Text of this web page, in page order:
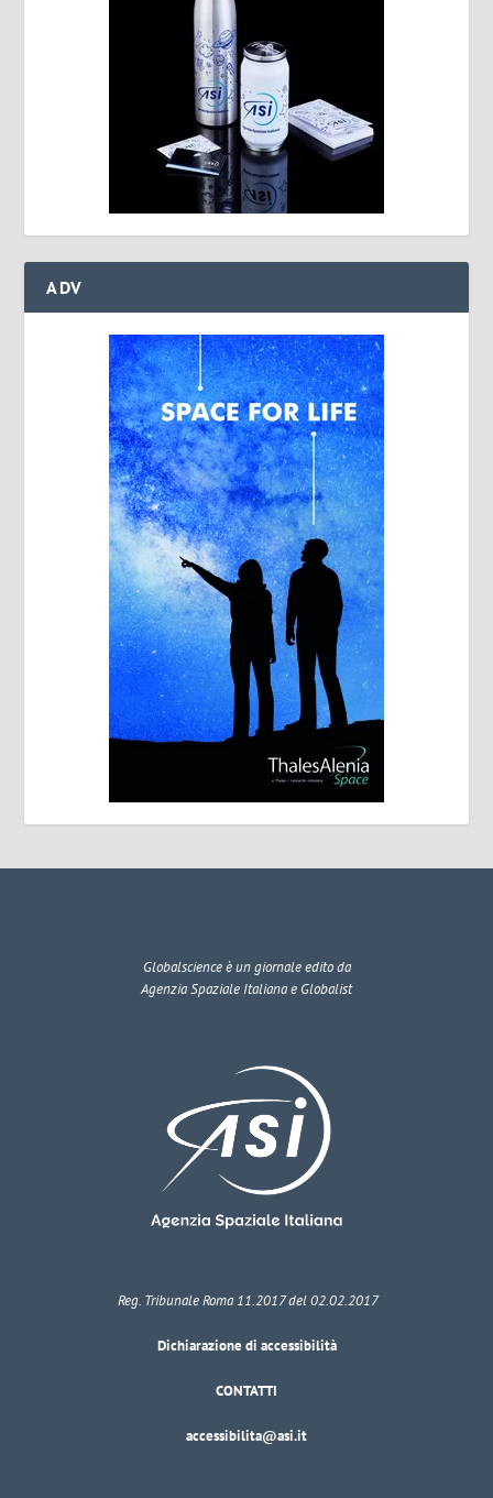
ADV
Globalscienceè un giornale edito da
Agenzia Spaziale Italiana e Globalist
Reg. Tribunale Roma 11.2017 del 02.02.2017
Dichiarazione di accessibilità
CONTATTI
accessibilita@asi.it